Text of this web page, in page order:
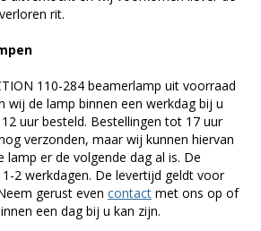
rit.
110-284 beamerlamp uit voorraad
wij de lamp binnen een werkdag bij u
uur besteld. Bestellingen tot 17 uur
verzonden, maar wij kunnen hiervan
lamp er de volgende dag al is. De
2 werkdagen. De levertijd geldt voor
gerust even contact met ons op of
een dag bij u kan zijn.